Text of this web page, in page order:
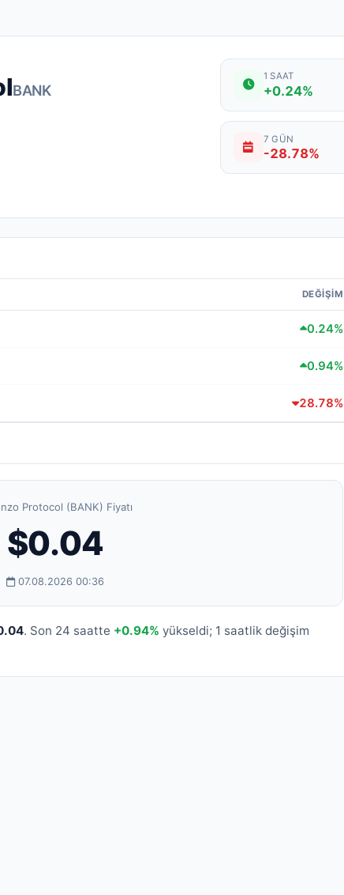
BANK
1 SAAT
+0.24%
7 GÜN
-28.78%
DEĞIŞIM
0.24%
0.94%
28.78%
Protocol (BANK) Fiyatı
$0.04
07.08.2026 00:36
. Son 24 saatte +0.94% yükseldi; 1 saatlik değişim